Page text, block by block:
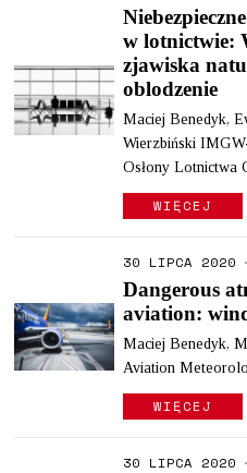
w lotnictwie:
zjawiska
oblodzenie
Maciej Benedyk,
Wierzbiński
Osłony Lotnictwa
WIĘCEJ
30 LIPCA 2020
Dangerous
aviation:
Maciej Benedyk,
Aviation
WIĘCEJ
30 LIPCA 2020